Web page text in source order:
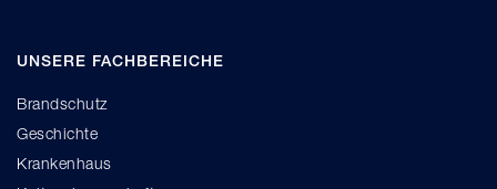
UNSERE FACHBEREICHE
Brandschutz
Geschichte
Krankenhaus